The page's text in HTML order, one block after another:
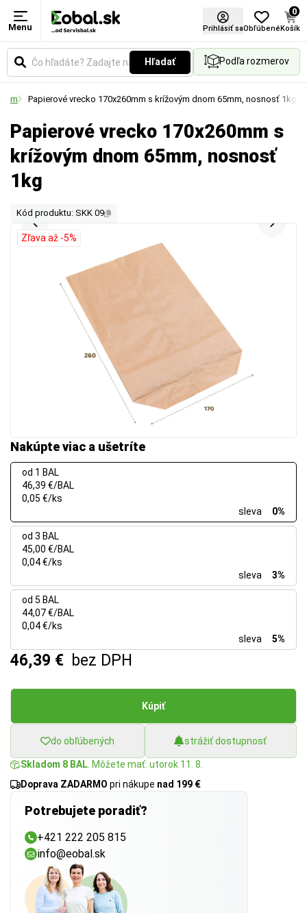
Menu Prihlásiť saObľúbené
0
Košík
Hľadať Podľa rozmerov
Papierové vrecko 170x260mm s krížovým dnom 65mm, nosnosť 1kg
Papierové vrecko 170x260mm s
krížovým dnom 65mm, nosnosť
1kg
Kód produktu: SKK 09
Nakúpte viac a ušetríte
od 1 BAL
46,39 €/BAL
0,05 €/ks
sleva
0%
od 3 BAL
45,00 €/BAL
0,04 €/ks
sleva
3%
od 5 BAL
44,07 €/BAL
0,04 €/ks
sleva
5%
46,39 € bez DPH
Kúpiť
do obľúbených strážiť dostupnosť
Skladom 8 BAL . Môžete mať: utorok 11. 8.
Doprava ZADARMO pri nákupe nad 199 €
Potrebujete poradiť?
+421 222 205 815
info@eobal.sk
Zľava až -5%